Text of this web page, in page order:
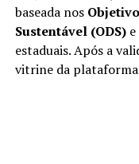
baseada nos
Sustentável (ODS)e
estaduais. Após a
vitrine da plataforma